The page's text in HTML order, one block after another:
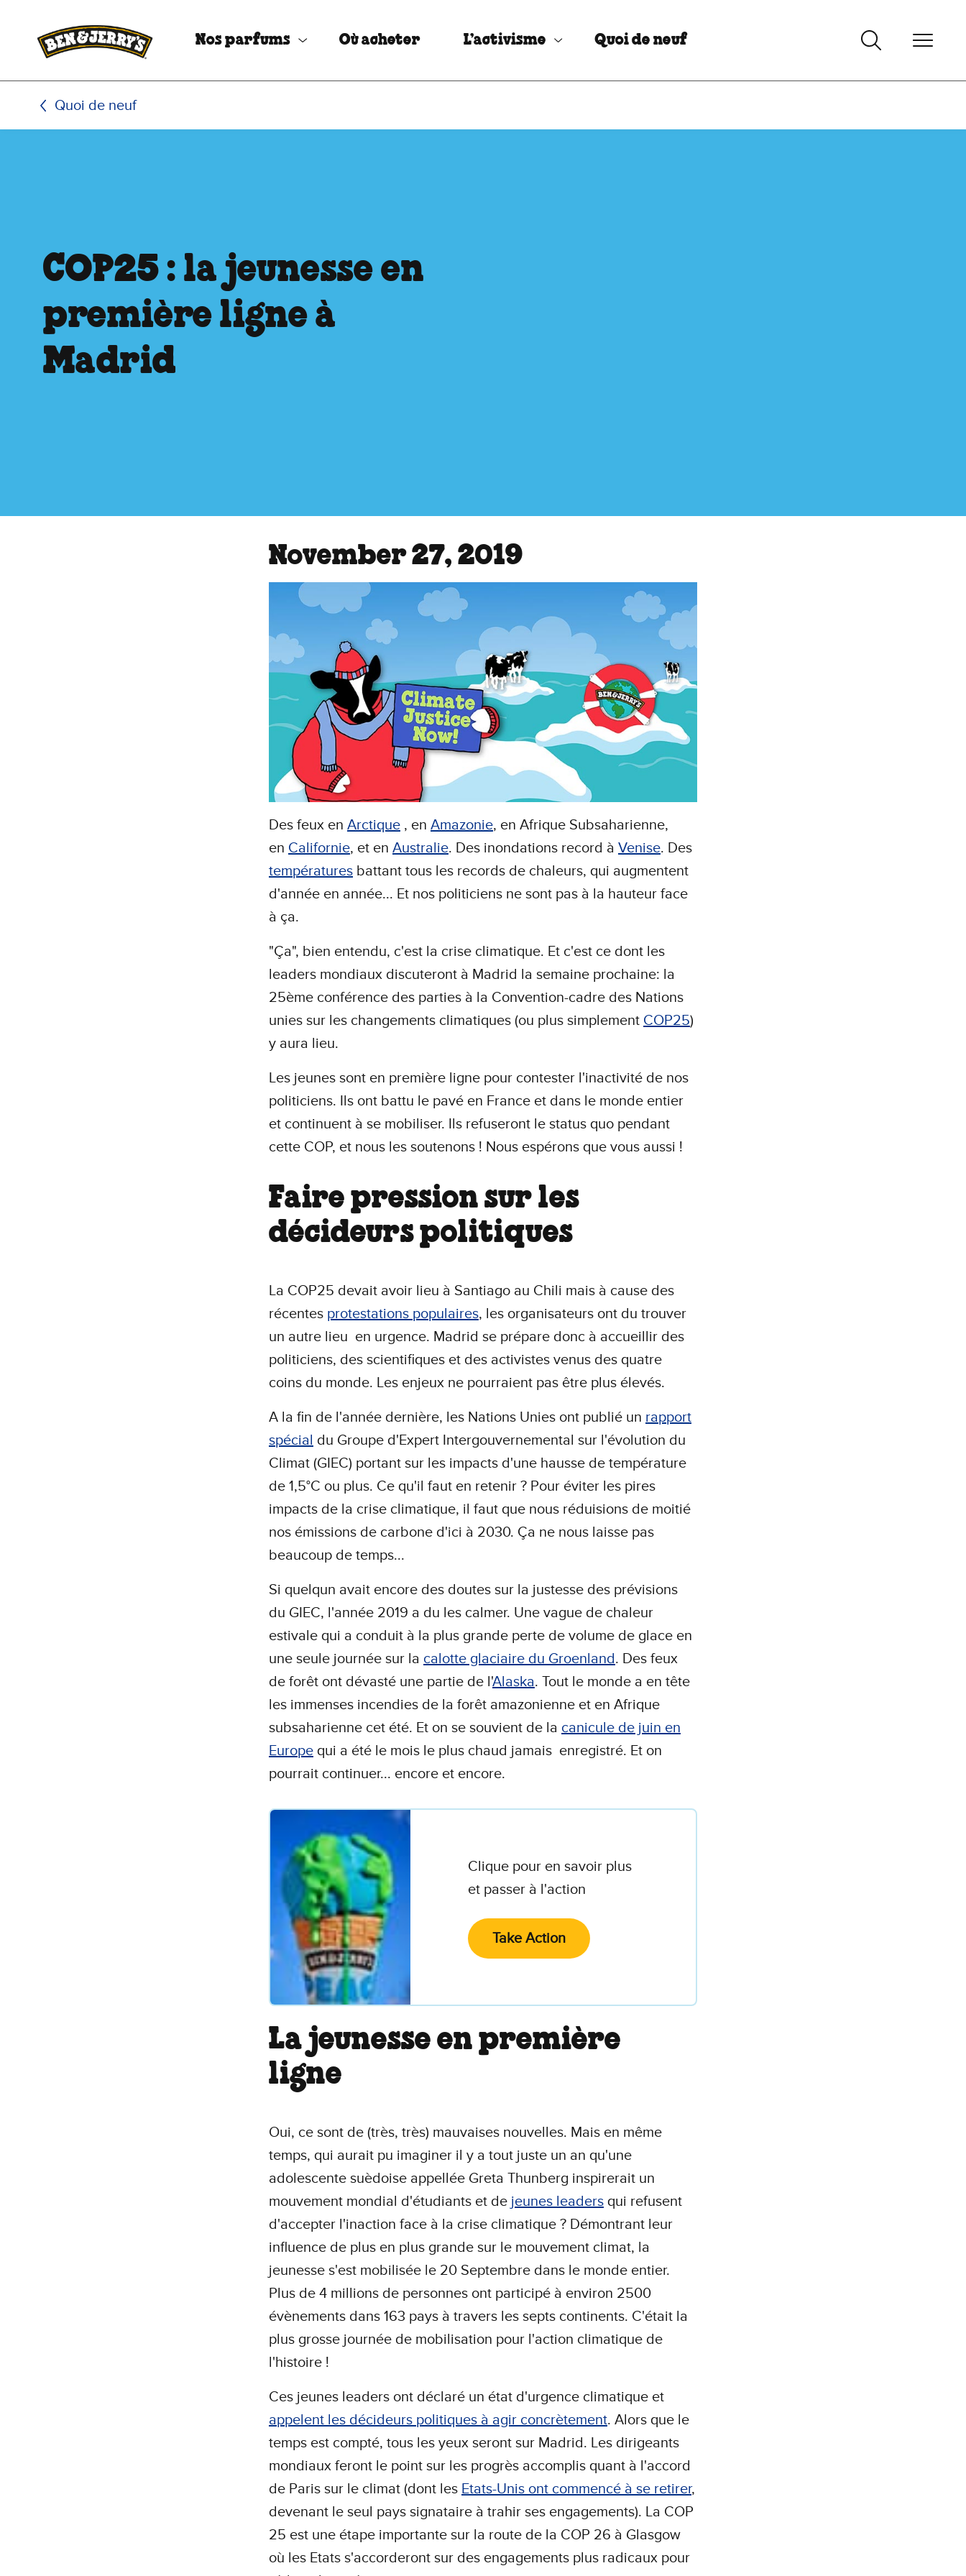
Nos parfums Où acheter L’activisme Quoi de neuf
Quoi de neuf
COP25 : la jeunesse en
première ligne à
Madrid
November 27, 2019
Des feux en Arctique , en Amazonie, en Afrique Subsaharienne,
en Californie, et en Australie. Des inondations record à Venise. Des
températures battant tous les records de chaleurs, qui augmentent
d'année en année... Et nos politiciens ne sont pas à la hauteur face
à ça.
"Ça", bien entendu, c'est la crise climatique. Et c'est ce dont les
leaders mondiaux discuteront à Madrid la semaine prochaine: la
25ème conférence des parties à la Convention-cadre des Nations
unies sur les changements climatiques (ou plus simplement COP25)
y aura lieu.
Les jeunes sont en première ligne pour contester l'inactivité de nos
politiciens. Ils ont battu le pavé en France et dans le monde entier
et continuent à se mobiliser. Ils refuseront le status quo pendant
cette COP, et nous les soutenons ! Nous espérons que vous aussi !
Faire pression sur les
décideurs politiques
La COP25 devait avoir lieu à Santiago au Chili mais à cause des
récentes protestations populaires, les organisateurs ont du trouver
un autre lieu en urgence. Madrid se prépare donc à accueillir des
politiciens, des scientifiques et des activistes venus des quatre
coins du monde. Les enjeux ne pourraient pas être plus élevés.
A la fin de l'année dernière, les Nations Unies ont publié un rapport
spécial du Groupe d'Expert Intergouvernemental sur l'évolution du
Climat (GIEC) portant sur les impacts d'une hausse de température
de 1,5°C ou plus. Ce qu'il faut en retenir ? Pour éviter les pires
impacts de la crise climatique, il faut que nous réduisions de moitié
nos émissions de carbone d'ici à 2030. Ça ne nous laisse pas
beaucoup de temps...
Si quelqun avait encore des doutes sur la justesse des prévisions
du GIEC, l'année 2019 a du les calmer. Une vague de chaleur
estivale qui a conduit à la plus grande perte de volume de glace en
une seule journée sur la calotte glaciaire du Groenland. Des feux
de forêt ont dévasté une partie de l'Alaska. Tout le monde a en tête
les immenses incendies de la forêt amazonienne et en Afrique
subsaharienne cet été. Et on se souvient de la canicule de juin en
Europe qui a été le mois le plus chaud jamais enregistré. Et on
pourrait continuer... encore et encore.
Clique pour en savoir plus
et passer à l'action
Take Action
La jeunesse en première
ligne
Oui, ce sont de (très, très) mauvaises nouvelles. Mais en même
temps, qui aurait pu imaginer il y a tout juste un an qu'une
adolescente suèdoise appellée Greta Thunberg inspirerait un
mouvement mondial d'étudiants et de jeunes leaders qui refusent
d'accepter l'inaction face à la crise climatique ? Démontrant leur
influence de plus en plus grande sur le mouvement climat, la
jeunesse s'est mobilisée le 20 Septembre dans le monde entier.
Plus de 4 millions de personnes ont participé à environ 2500
évènements dans 163 pays à travers les septs continents. C'était la
plus grosse journée de mobilisation pour l'action climatique de
l'histoire !
Ces jeunes leaders ont déclaré un état d'urgence climatique et
appelent les décideurs politiques à agir concrètement. Alors que le
temps est compté, tous les yeux seront sur Madrid. Les dirigeants
mondiaux feront le point sur les progrès accomplis quant à l'accord
de Paris sur le climat (dont les Etats-Unis ont commencé à se retirer,
devenant le seul pays signataire à trahir ses engagements). La COP
25 est une étape importante sur la route de la COP 26 à Glasgow
où les Etats s'accorderont sur des engagements plus radicaux pour